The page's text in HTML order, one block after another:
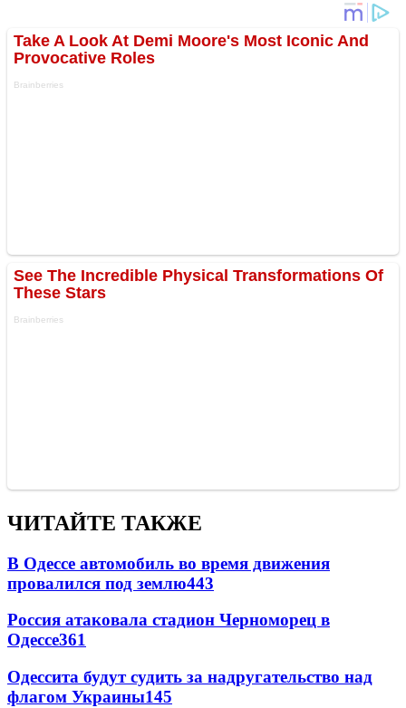
ЧИТАЙТЕ ТАКЖЕ
В Одессе автомобиль во время движения
провалился под землю443
Россия атаковала стадион Черноморец в
Одессе361
Одессита будут судить за надругательство над
флагом Украины145